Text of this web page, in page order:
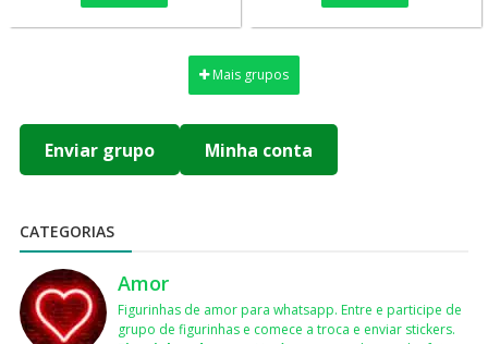
Mais grupos
Enviar grupo Minha conta
CATEGORIAS
Amor
Figurinhas de amor para whatsapp. Entre e participe de
grupo de figurinhas e comece a troca e enviar stickers.